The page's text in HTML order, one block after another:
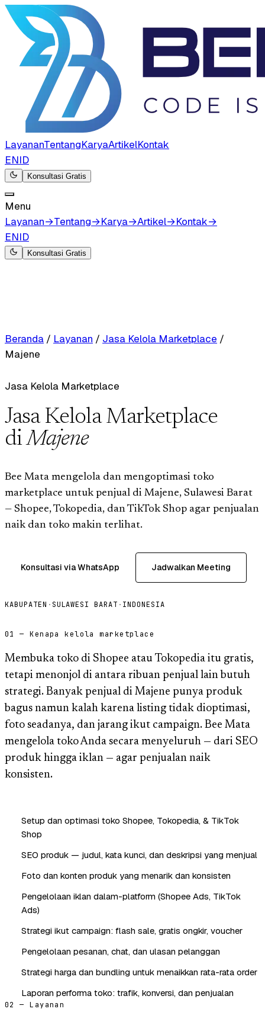
LayananTentangKaryaArtikelKontak
ENID
Konsultasi Gratis
Menu
Layanan→Tentang→Karya→Artikel→Kontak→
ENID
Konsultasi Gratis
Beranda / Layanan / Jasa Kelola Marketplace /
Majene
Jasa Kelola Marketplace
Jasa Kelola Marketplace
diMajene
Bee Mata mengelola dan mengoptimasi toko
marketplace untuk penjual di Majene, Sulawesi Barat
— Shopee, Tokopedia, dan TikTok Shop agar penjualan
naik dan toko makin terlihat.
Konsultasi via WhatsApp Jadwalkan Meeting
KABUPATEN · SULAWESI BARAT · INDONESIA
01 — Kenapa kelola marketplace
Membuka toko di Shopee atau Tokopedia itu gratis,
tetapi menonjol di antara ribuan penjual lain butuh
strategi. Banyak penjual di Majene punya produk
bagus namun kalah karena listing tidak dioptimasi,
foto seadanya, dan jarang ikut campaign. Bee Mata
mengelola toko Anda secara menyeluruh — dari SEO
produk hingga iklan — agar penjualan naik
konsisten.
Setup dan optimasi toko Shopee, Tokopedia, & TikTok
Shop
SEO produk — judul, kata kunci, dan deskripsi yang menjual
Foto dan konten produk yang menarik dan konsisten
Pengelolaan iklan dalam-platform (Shopee Ads, TikTok
Ads)
Strategi ikut campaign: flash sale, gratis ongkir, voucher
Pengelolaan pesanan, chat, dan ulasan pelanggan
Strategi harga dan bundling untuk menaikkan rata-rata order
Laporan performa toko: trafik, konversi, dan penjualan
02 — Layanan